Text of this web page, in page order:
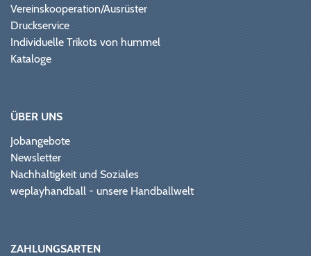
Vereinskooperation/Ausrüster
Druckservice
Individuelle Trikots von hummel
Kataloge
ÜBER UNS
Jobangebote
Newsletter
Nachhaltigkeit und Soziales
weplayhandball - unsere Handballwelt
ZAHLUNGSARTEN